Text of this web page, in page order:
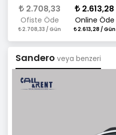
2.708,33
Ofiste Öde
2.708,33 / Gün
2.613,28
Online Öde
2.613,28 / Gün
Sandero veya benzeri